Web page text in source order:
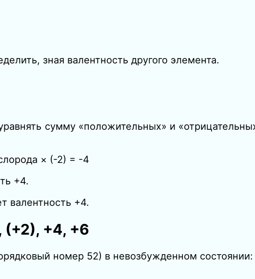
зная валентность другого элемента.
сумму «положительных» и
× (-2) = -4
+4.
валентность +4.
(+2), +4, +6
номер 52) в невозбужденном состоянии: